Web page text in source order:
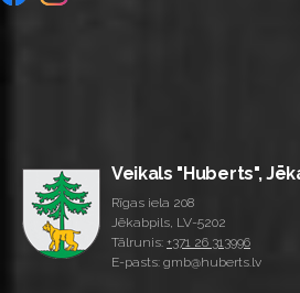
Veikals "Huberts",
Rīgas iela 208
Jēkabpils, LV-5202
Tālrunis: +371 26 313996
E-pasts: gmb@huberts.lv